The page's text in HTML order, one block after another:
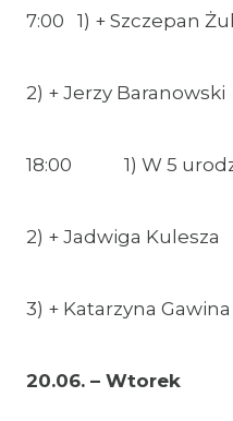
7:00 1) + Szczepan
2) + Jerzy Baranowski
18:00 1) W 5
2) + Jadwiga Kulesza
3) + Katarzyna Gawina
20.06. – Wtorek